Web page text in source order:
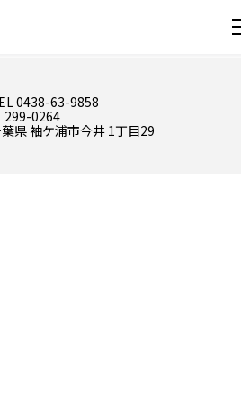
0438-63-9858
299-0264
県 袖ケ浦市今井 1丁目29